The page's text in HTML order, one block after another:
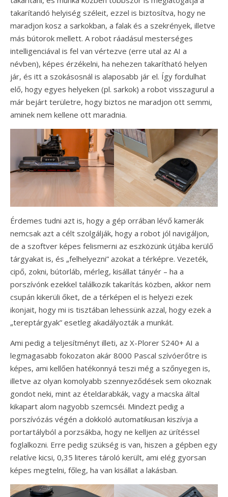
takarítandó helyiség széleit, ezzel is biztosítva, hogy ne
maradjon kosz a sarkokban, a falak és a szekrények, illetve
más bútorok mellett. A robot ráadásul mesterséges
intelligenciával is fel van vértezve (erre utal az AI a
névben), képes érzékelni, ha nehezen takarítható helyen
jár, és itt a szokásosnál is alaposabb jár el. Így fordulhat
elő, hogy egyes helyeken (pl. sarkok) a robot visszagurul a
már bejárt területre, hogy biztos ne maradjon ott semmi,
aminek nem kellene ott maradnia.
Érdemes tudni azt is, hogy a gép orrában lévő kamerák
nemcsak azt a célt szolgálják, hogy a robot jól navigáljon,
de a szoftver képes felismerni az eszközünk útjába kerülő
tárgyakat is, és „felhelyezni” azokat a térképre. Vezeték,
cipő, zokni, bútorláb, mérleg, kisállat tányér – ha a
porszívónk ezekkel találkozik takarítás közben, akkor nem
csupán kikerüli őket, de a térképen el is helyezi ezek
ikonjait, hogy mi is tisztában lehessünk azzal, hogy ezek a
„tereptárgyak” esetleg akadályozták a munkát.
Ami pedig a teljesítményt illeti, az X-Plorer S240+ AI a
legmagasabb fokozaton akár 8000 Pascal szívóerőtre is
képes, ami kellően hatékonnyá teszi még a szőnyegen is,
illetve az olyan komolyabb szennyeződések sem okoznak
gondot neki, mint az ételdarabkák, vagy a macska által
kikapart alom nagyobb szemcséi. Mindezt pedig a
porszívózás végén a dokkoló automatikusan kiszívja a
portartályból a porzsákba, hogy ne kelljen az ürítéssel
foglalkozni. Erre pedig szükség is van, hiszen a gépben egy
relatíve kicsi, 0,35 literes tároló került, ami elég gyorsan
képes megtelni, főleg, ha van kisállat a lakásban.